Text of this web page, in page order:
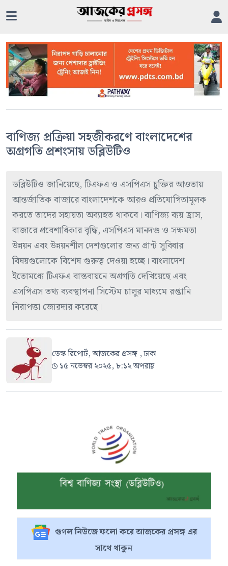
বাণিজ্য প্রক্রিয়া সহজীকরণে বাংলাদেশের
অগ্রগতি প্রশংসায় ডব্লিউটিও
ডব্লিউটিও জানিয়েছে, টিএফএ ও এসপিএস চুক্তির আওতায়
আন্তর্জাতিক বাজারে বাংলাদেশকে আরও প্রতিযোগিতামূলক
করতে তাদের সহায়তা অব্যাহত থাকবে। বাণিজ্য ব্যয় হ্রাস,
বাজারে প্রবেশাধিকার বৃদ্ধি, এসপিএস মানদণ্ড ও সক্ষমতা
উন্নয়ন এবং উন্নয়নশীল দেশগুলোর জন্য গ্রান্ট সুবিধার
বিষয়গুলোকে বিশেষ গুরুত্ব দেওয়া হচ্ছে। বাংলাদেশ
ইতোমধ্যে টিএফএ বাস্তবায়নে অগ্রগতি দেখিয়েছে এবং
এসপিএস তথ্য ব্যবস্থাপনা সিস্টেম চালুর মাধ্যমে রপ্তানি
নিরাপত্তা জোরদার করেছে।
ডেস্ক রিপোর্ট, আজকের প্রসঙ্গ , ঢাকা
১৫ নভেম্বর ২০২৫, ৮:১২ অপরাহ্ণ
গুগল নিউজে ফলো করে আজকের প্রসঙ্গ এর
সাথে থাকুন